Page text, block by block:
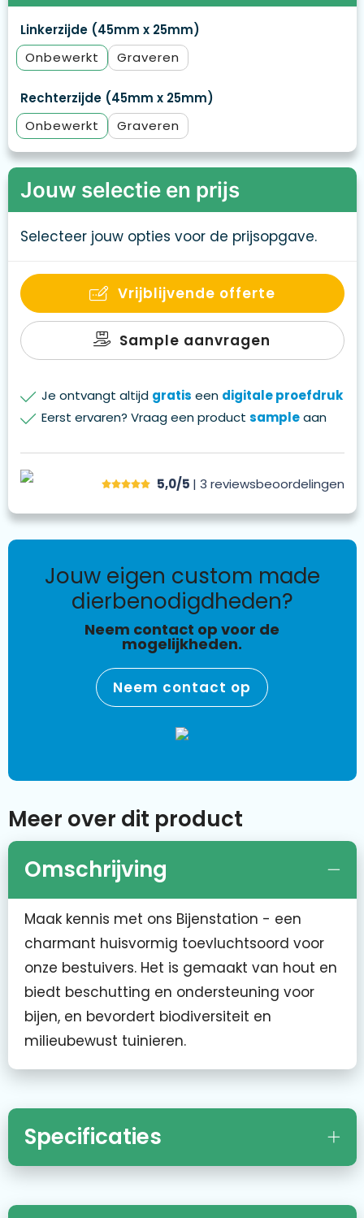
Linkerzijde (45mm x 25mm)
Onbewerkt
Graveren
Rechterzijde (45mm x 25mm)
Onbewerkt
Graveren
Jouw selectie en prijs
Selecteer jouw opties voor de prijsopgave.
Vrijblijvende offerte
Sample aanvragen
Je ontvangt altijd gratis een digitale proefdruk
Eerst ervaren? Vraag een product sampleaan
5,0/5 | 3 reviewsbeoordelingen
jouw eigen custom made
dierbenodigdheden?
Neem contact op voor de
mogelijkheden.
Neem contact op
Meer over dit product
Omschrijving
Maak kennis met ons Bijenstation - een
charmant huisvormig toevluchtsoord voor
onze bestuivers. Het is gemaakt van hout en
biedt beschutting en ondersteuning voor
bijen, en bevordert biodiversiteit en
milieubewust tuinieren.
Specificaties